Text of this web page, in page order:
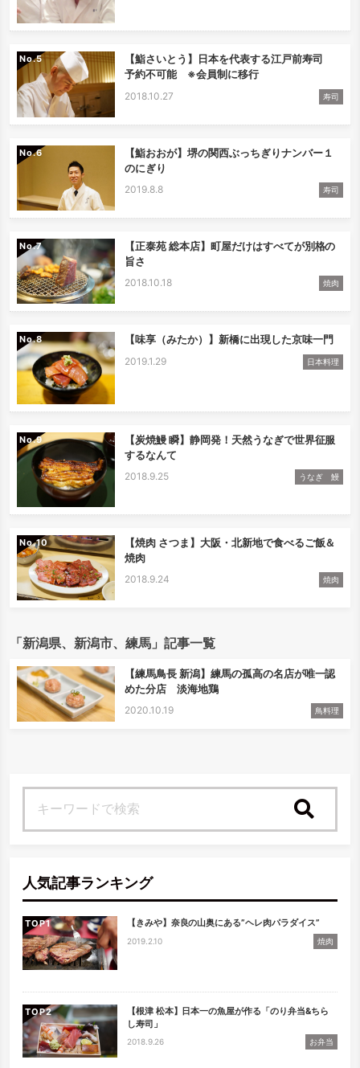
No.
【鮨さいとう】日本を代表する江戸前寿司
予約不可能 ※会員制に移行
2018.10.27 寿司
No.
【鮨おおが】堺の関西ぶっちぎりナンバー１
のにぎり
2019.8.8 寿司
No.
【正泰苑 総本店】町屋だけはすべてが別格の
旨さ
2018.10.18 焼肉
No. 【味享（みたか）】新橋に出現した京味一門
2019.1.29 日本料理
No.
【炭焼鰻 瞬】静岡発！天然うなぎで世界征服
するなんて
2018.9.25 うなぎ 鰻
No.
【焼肉 さつま】大阪・北新地で食べるご飯＆
焼肉
2018.9.24 焼肉
「新潟県、新潟市、練馬」記事一覧
【練馬鳥長 新潟】練馬の孤高の名店が唯一認
めた分店 淡海地鶏
2020.10.19 鳥料理
人気記事ランキング
TOP 【きみや】奈良の山奥にある”ヘレ肉パラダイス”
2019.2.10 焼肉
TOP
【根津 松本】日本一の魚屋が作る「のり弁当&ちら
し寿司」
2018.9.26 お弁当